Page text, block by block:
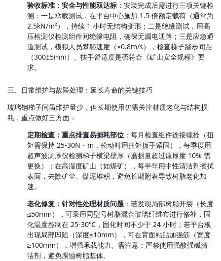
验收标准：安全与性能双达标 ：安装完成后需进行三项关键检
测：一是承载测试，在平台中心施加 1.5 倍额定载荷（通常为
2.5kN/m²），持续 1 小时无结构变形；二是绝缘测试，用高
压检测仪检测组件间绝缘电阻，确保无漏电通路；三是应急通
道测试，模拟人员攀爬速度（≥0.8m/s），检查梯子踏步间距
（300±5mm）、扶手舒适度是否符合《矿山安全规程》要
求。
三、日常维护与故障处理：延长寿命的关键技巧
玻璃钢梯子间虽维护量少，但长期使用仍需关注材质老化与结构损
耗，重点做好三方面：
定期检查：重点排查易损耗部位 ：每月检查组件连接螺栓（扭
矩需保持 25-30N・m，松动时用扭矩扳手紧固），每季度用
超声波测厚仪检测梯子横梁壁厚（磨损量超过原厚度 10% 需
更换）；在高湿度矿山（如煤矿），每半年用中性清洁剂擦拭
表面，去除矿尘、煤泥堆积，避免长期附着导致树脂老化加
速。
老化修复：针对性处理材质问题 ：若发现局部树脂开裂（长度
≤50mm），可采用同型号树脂混合玻璃纤维布进行修补，固
化温度控制在 25-30℃，固化时间不少于 24 小时；若平台板
出现局部凹陷（深度≤10mm），可在背面粘贴加强筋（宽度
≥100mm），增强承载能力。需注意：严禁使用强酸强碱清
洁剂，避免腐蚀树脂基体。